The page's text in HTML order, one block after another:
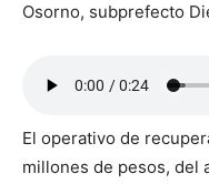
Osorno, subprefecto
El operativo de
millones de pesos, del